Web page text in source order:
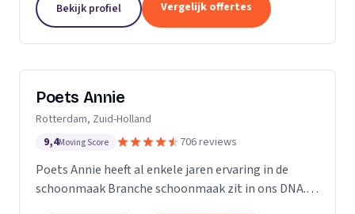
dakgoten...
Bekijk profiel Vergelijk offertes
Poets Annie
Rotterdam, Zuid-Holland
9,4Moving Score 706 reviews
Poets Annie heeft al enkele jaren ervaring in de
schoonmaak Branche schoonmaak zit in ons DNA.